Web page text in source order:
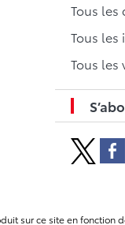
Tous les
Tous les
Tous
sur ce site en fonction